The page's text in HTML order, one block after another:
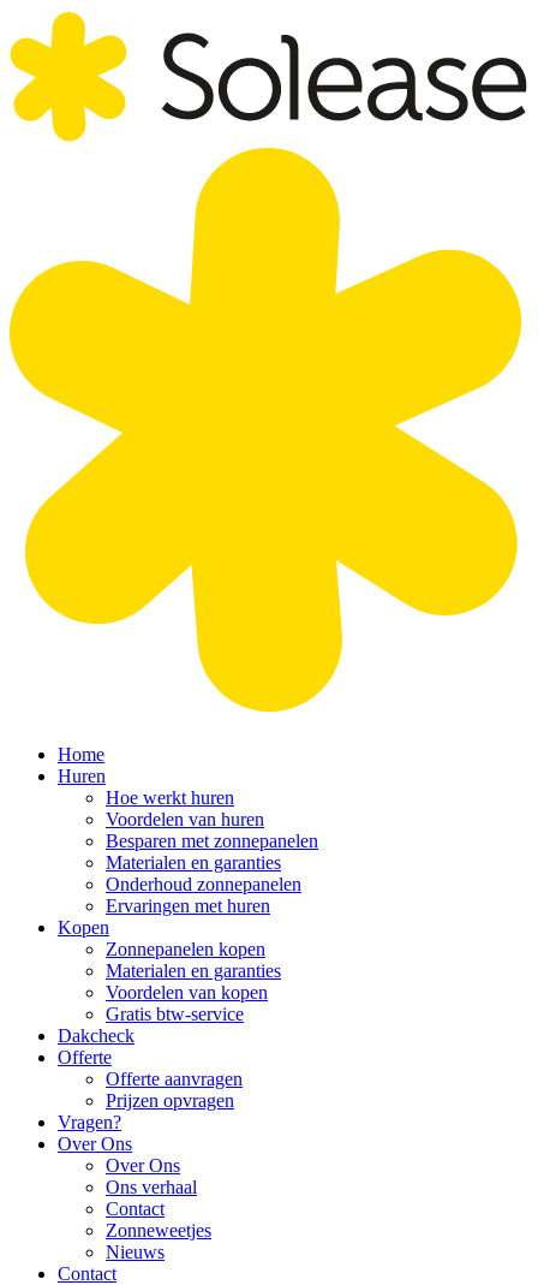
Home
Huren
Hoe werkt huren
Voordelen van huren
Besparen met zonnepanelen
Materialen en garanties
Onderhoud zonnepanelen
Ervaringen met huren
Kopen
Zonnepanelen kopen
Materialen en garanties
Voordelen van kopen
Gratis btw-service
Dakcheck
Offerte
Offerte aanvragen
Prijzen opvragen
Vragen?
Over Ons
Over Ons
Ons verhaal
Contact
Zonneweetjes
Nieuws
Contact